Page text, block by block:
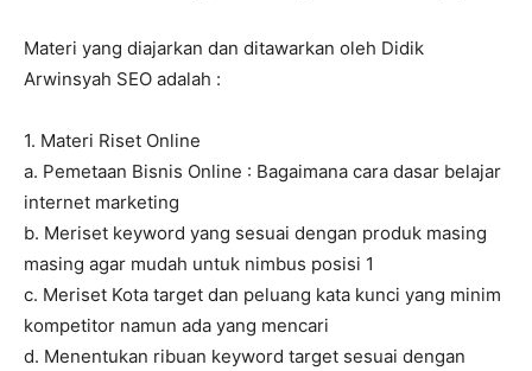
Materi yang diajarkan dan ditawarkan oleh Didik
Arwinsyah SEO adalah :
1. Materi Riset Online
a. Pemetaan Bisnis Online : Bagaimana cara dasar belajar
internet marketing
b. Meriset keyword yang sesuai dengan produk masing
masing agar mudah untuk nimbus posisi 1
c. Meriset Kota target dan peluang kata kunci yang minim
kompetitor namun ada yang mencari
d. Menentukan ribuan keyword target sesuai dengan